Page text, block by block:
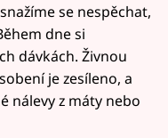
se nespěchat,
dne si
dávkách. Živnou
je zesíleno, a
nálevy z máty nebo